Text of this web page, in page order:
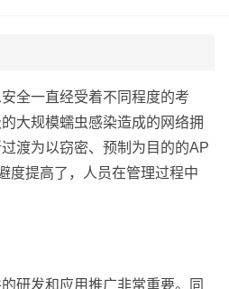
全一直经受着不同程度的考
大规模蠕虫感染造成的网络拥
渡为以窃密、预制为目的的AP
度提高了，人员在管理过程中
研发和应用推广非常重要。同